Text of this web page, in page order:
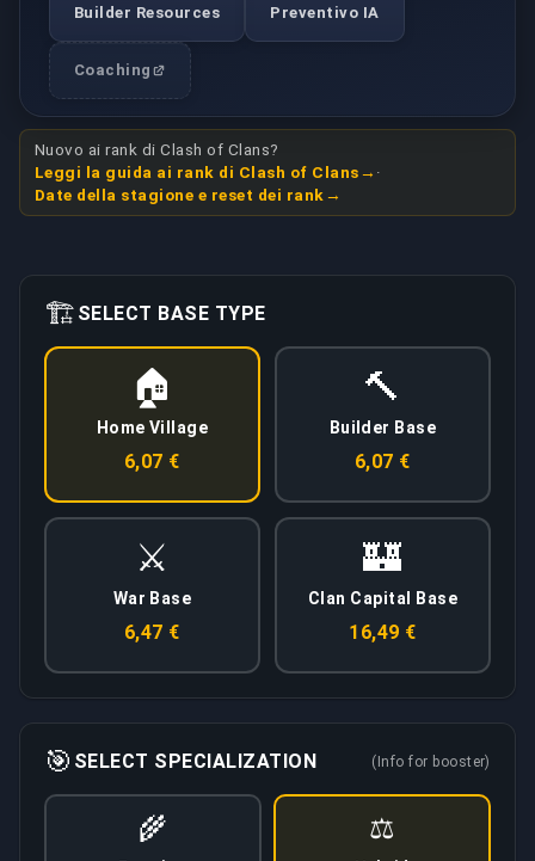
Builder Resources Preventivo IA
Coaching
Nuovo ai rank di Clash of Clans?
Leggi la guida ai rank di Clash of Clans
·
Date della stagione e reset dei rank
🏗️ SELECT BASE TYPE
🏠
Home Village
6,07 €
🔨
Builder Base
6,07 €
⚔️
War Base
6,47 €
🏰
Clan Capital Base
16,49 €
🎯 SELECT SPECIALIZATION (Info for booster)
🌾 ⚖️